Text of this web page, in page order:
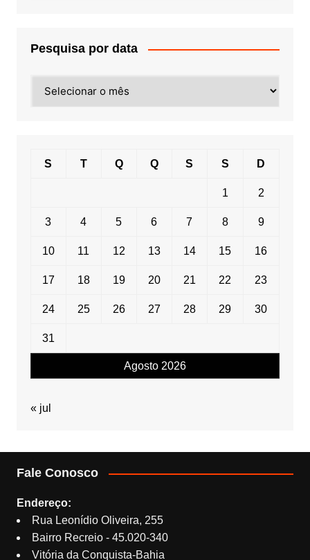
Pesquisa por data
por
Agosto 2026
S T Q Q S S D
1 2
3 4 5 6 7 8 9
10 11 12 13 14 15 16
17 18 19 20 21 22 23
24 25 26 27 28 29 30
31
« jul
Fale Conosco
Endereço:
Rua Leonídio Oliveira, 255
Bairro Recreio - 45.020-340
Vitória da Conquista-Bahia